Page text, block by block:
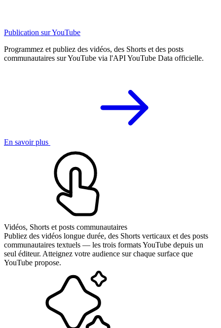
Publication sur YouTube
Programmez et publiez des vidéos, des Shorts et des posts
communautaires sur YouTube via l'API YouTube Data officielle.
En savoir plus
Vidéos, Shorts et posts communautaires
Publiez des vidéos longue durée, des Shorts verticaux et des posts
communautaires textuels — les trois formats YouTube depuis un
seul éditeur. Atteignez votre audience sur chaque surface que
YouTube propose.